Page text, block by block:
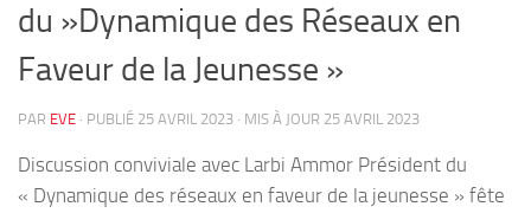
du »Dynamique des Réseaux en
Faveur de la Jeunesse »
PAR EVE · PUBLIÉ 25 AVRIL 2023 · MIS À JOUR 25 AVRIL 2023
Discussion conviviale avec Larbi Ammor Président du
« Dynamique des réseaux en faveur de la jeunesse » fête